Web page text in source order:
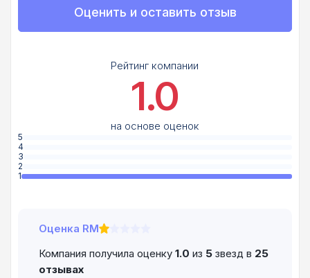
Оценить и оставить отзыв
Рейтинг компании
1.0
на основе оценок
5
4
3
2
1
Оценка RM
Компания получила оценку 1.0 из 5 звезд в 25
отзывах